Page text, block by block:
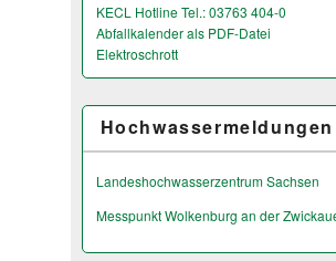
KECL Hotline Tel.: 03763 404-0
Abfallkalender als PDF-Datei
Elektroschrott
Hochwassermeldungen
Landeshochwas­serzentrum Sachsen
Messpunkt Wolkenburg an der